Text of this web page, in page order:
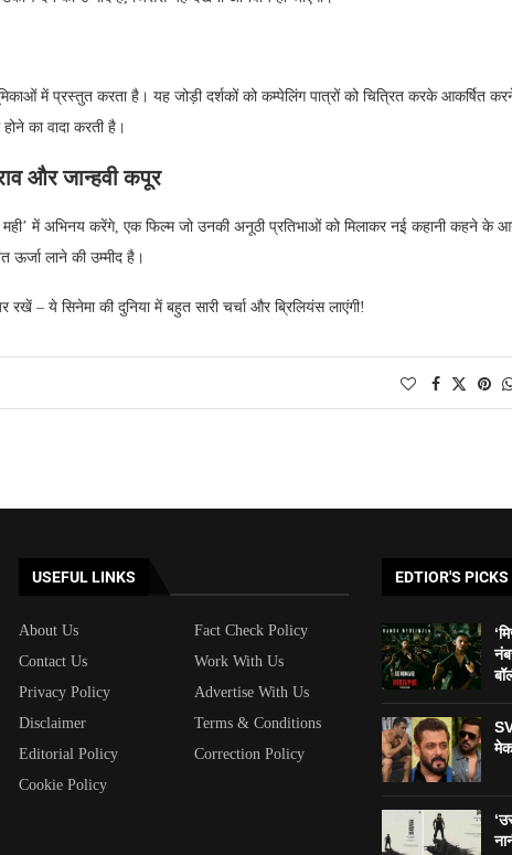
में प्रस्तुत करता है। यह जोड़ी दर्शकों को कम्पेलिंग पात्रों को चित्रित करके आकर्षित
का वादा करती है।
और जान्हवी कपूर
मही’ में अभिनय करेंगे, एक फिल्म जो उनकी अनूठी प्रतिभाओं को मिलाकर नई कहानी कहने के
ऊर्जा लाने की उम्मीद है।
– ये सिनेमा की दुनिया में बहुत सारी चर्चा और ब्रिलियंस लाएंगी!
USEFUL LINKS
About Us
Fact Check Policy
Contact Us
Work With Us
Privacy Policy
Advertise With Us
Disclaimer
Terms & Conditions
Editorial Policy
Correction Policy
Cookie Policy
EDTIOR'S PICKS